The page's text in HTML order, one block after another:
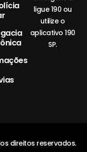
ligue 190 ou
utilize o
aplicativo 190
SP.
direitos reservados.